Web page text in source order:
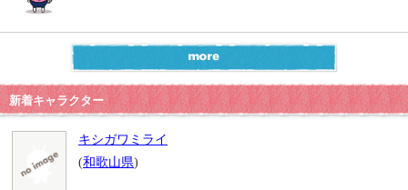
新着キャラクター
キシガワミライ
(和歌山県)